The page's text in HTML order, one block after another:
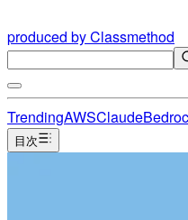
produced by Classmethod
TrendingAWSClaude
目次